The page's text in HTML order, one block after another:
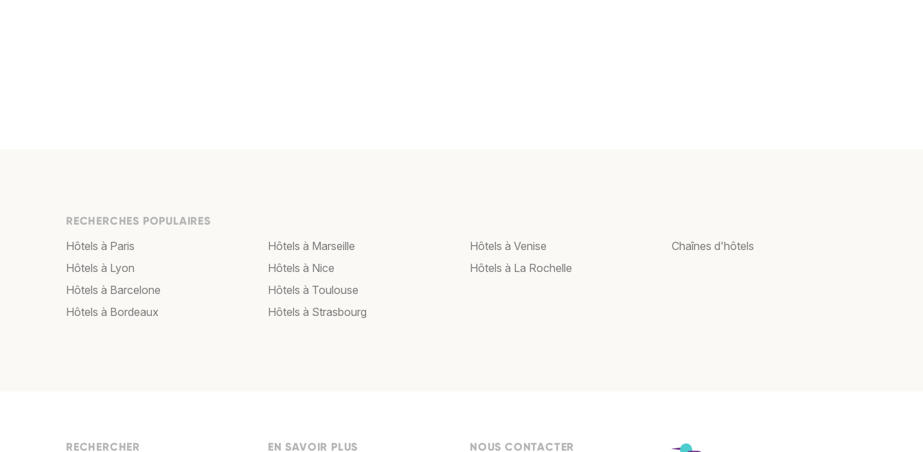
RECHERCHES POPULAIRES
Hôtels à Paris
Hôtels à Lyon
Hôtels à Barcelone
Hôtels à Bordeaux
Hôtels à Marseille
Hôtels à Nice
Hôtels à Toulouse
Hôtels à Strasbourg
Hôtels à Venise
Hôtels à La Rochelle
Chaînes d'hôtels
RECHERCHER EN SAVOIR PLUS NOUS CONTACTER